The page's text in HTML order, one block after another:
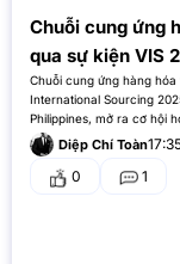
Chuỗi cung ứng
qua sự kiện VIS
Chuỗi cung ứng hàng
International Sourcing
Philippines, mở ra cơ hội
VIS 2025 thúc đẩy hợp…
Diệp Chí Toàn
0 1